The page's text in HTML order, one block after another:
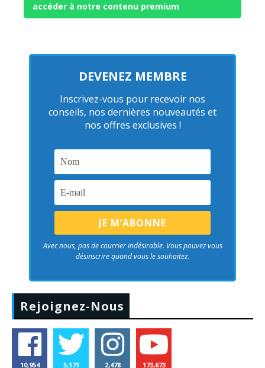
accéder à notre contenu premium
DEVENEZ MEMBRE
Inscrivez-vous pour recevoir nos
conseils, nos dernières nouveautés et
nos offres exclusives !
Avec nous, pas de courrier indésirable. Vous pouvez vous
désinscrire quand vous le souhaitez.
Rejoignez-Nous
10,954 5,171 2,478 173,673